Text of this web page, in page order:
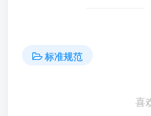
标准规范
喜